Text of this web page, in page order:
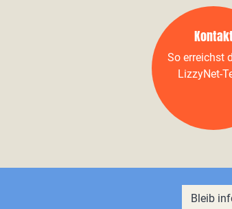
So erreichst
LizzyNet-
Bleib